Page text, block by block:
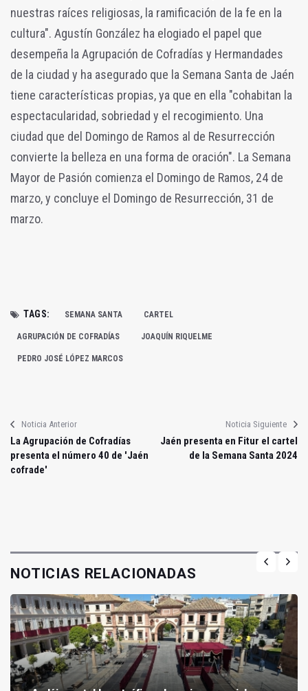
nuestras raíces religiosas, la ramificación de la fe en la
cultura". Agustín González ha elogiado el papel que
desempeña la Agrupación de Cofradías y Hermandades
de la ciudad y ha asegurado que la Semana Santa de Jaén
tiene características propias, ya que en ella "cohabitan la
espectacularidad, sobriedad y el recogimiento. Una
ciudad que del Domingo de Ramos al de Resurrección
convierte la belleza en una forma de oración". La Semana
Mayor de Pasión comienza el Domingo de Ramos, 24 de
marzo, y concluye el Domingo de Resurrección, 31 de
marzo.
TAGS: SEMANA SANTA CARTEL
AGRUPACIÓN DE COFRADÍAS JOAQUÍN RIQUELME
PEDRO JOSÉ LÓPEZ MARCOS
Noticia Anterior
La Agrupación de Cofradías
presenta el número 40 de 'Jaén
cofrade'
Noticia Siguiente
Jaén presenta en Fitur el cartel
de la Semana Santa 2024
NOTICIAS RELACIONADAS